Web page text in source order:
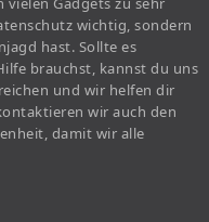
wichtig, sondern
hast. Sollte es
brauchst, kannst du uns
und wir helfen dir
wir auch den
damit wir alle